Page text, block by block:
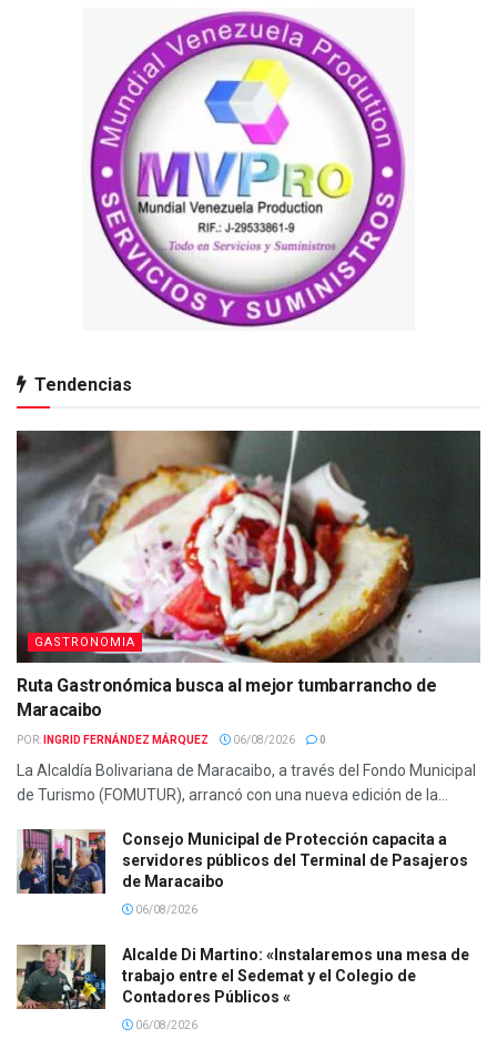
Tendencias
GASTRONOMIA
Ruta Gastronómica busca al mejor tumbarrancho de
Maracaibo
POR: INGRID FERNÁNDEZ MÁRQUEZ 06/08/2026 0
La Alcaldía Bolivariana de Maracaibo, a través del Fondo Municipal
de Turismo (FOMUTUR), arrancó con una nueva edición de la...
Consejo Municipal de Protección capacita a
servidores públicos del Terminal de Pasajeros
de Maracaibo
06/08/2026
Alcalde Di Martino: «Instalaremos una mesa de
trabajo entre el Sedemat y el Colegio de
Contadores Públicos «
06/08/2026